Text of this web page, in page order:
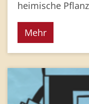
heimische
Mehr